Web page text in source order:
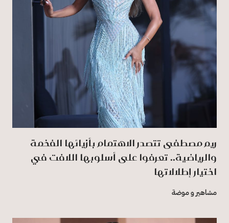
ريم مصطفى تتصدر الاهتمام بأزيائها الفخمة
والرياضية.. تعرفوا على أسلوبها اللافت في
اختيار إطلالاتها
مشاهير و موضة